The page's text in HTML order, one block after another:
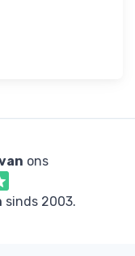
ons
sinds 2003.